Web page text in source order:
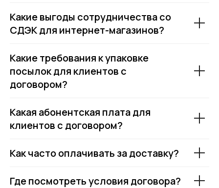
Какие выгоды сотрудничества со
СДЭК для интернет-магазинов?
Какие требования к упаковке
посылок для клиентов с
договором?
Какая абонентская плата для
клиентов с договором?
Как часто оплачивать за доставку?
Где посмотреть условия договора?